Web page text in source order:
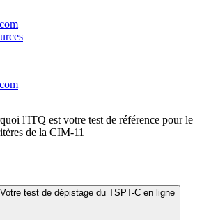
l'ITQ est votre test de référence pour le
de la CIM-11
test de dépistage du TSPT-C en ligne